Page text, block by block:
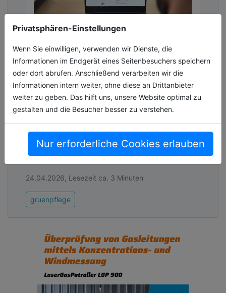
Privatsphären-Einstellungen
Wenn Sie einwilligen, verwenden wir Dienste, die
Informationen im Endgerät eines Seitenbesuchers speichern
oder dort abrufen. Anschließend verarbeiten wir die
Informationen intern weiter, ohne diese an Drittanbieter
weiter zu geben. Das hilft uns, unsere Website optimal zu
gestalten und die Besucher besser zu verstehen.
Nur erforderliche Cookies erlauben
Marken- und
technologieübergreifende
Erfassung von Maschinenlaufzeiten
Der STIHL Smart Connector ist ein zentrales
Element des digitalen Flottenmanagement-
Systems STIHL connected. Der Sensor mit
einem Durchmesser von knapp fünf Zen[...]
24.04.2026, Lesezeit ca. 3 Minuten
gruenpflege